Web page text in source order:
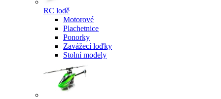
RC lodě
Motorové
Plachetnice
Ponorky
Zavážecí loďky
Stolní modely